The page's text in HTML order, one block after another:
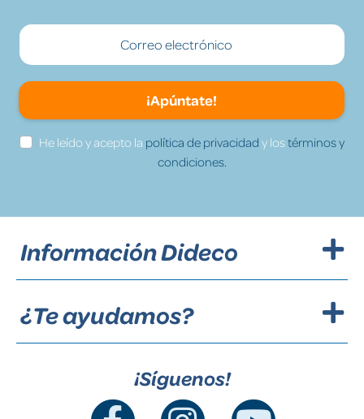
¡Apúntate!
He leído y acepto la política de privacidad y lostérminos y
condiciones.
Información Dideco
¿Te ayudamos?
¡Síguenos!